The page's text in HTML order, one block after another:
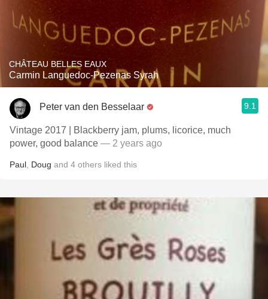
CHÂTEAU BELLES EAUX
Carmin Languedoc-Pezenas Syrah
Peter van den Besselaar 9.1
Vintage 2017 | Blackberry jam, plums, licorice, much
power, good balance — 2 years ago
Paul Doug and 4 others liked this